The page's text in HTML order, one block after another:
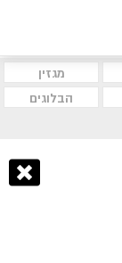
מגזין
הבלוגים